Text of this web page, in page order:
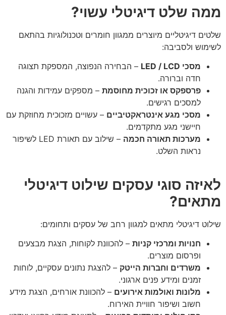
שלט דיגיטלי עשוי?
דיגיטליים מיוצרים ממגוון חומרים וטכנולוגיות בהתאם
ולסביבה:
מסכי LED / LCD
– הבחירה הנפוצה, המספקת תצוגה
חדה וברורה.
פרספקס או זכוכית מחוסמת– מספקים עמידות והגנה
למסכים רגישים.
מסכי מגע אינטראקטיביים– עשויים מזכוכית מחוזקת עם
חיישני מגע מתקדמים.
מערכות תאורה חכמה
– שילוב עם תאורת LED לשיפור
נראות השלט.
סוגי עסקים שילוט דיגיטלי
דיגיטלי מתאים למגוון רחב של עסקים ותחומים:
חנויות ומרכזי קניות– להכוונת לקוחות, הצגת מבצעים
ופרסום מוצרים.
משרדים וחברות הייטק– להצגת נתונים עסקיים, לוחות
זמנים ומידע פנים ארגוני.
מלונות ואולמות אירועים– להכוונת אורחים, הצגת מידע
חשוב ושיפור חוויית האירוח.